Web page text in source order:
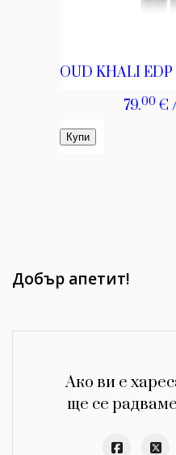
Добър апетит!
Ако ви е
ще се